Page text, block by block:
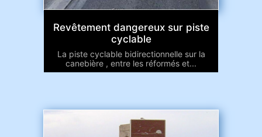
Revêtement dangereux sur piste
cyclable
La piste cyclable bidirectionnelle sur la
canebière , entre les réformés et...